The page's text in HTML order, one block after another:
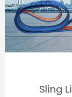
Sling